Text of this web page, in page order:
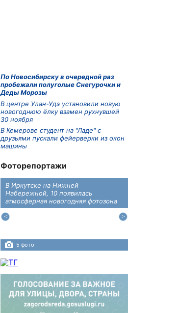
По Новосибирску в очередной раз
пробежали полуголые Снегурочки и
Деды Морозы
В центре Улан-Удэ установили новую
новогоднюю ёлку взамен рухнувшей
30 ноября
В Кемерове студент на "Ладе" с
друзьями пускали фейерверки из окон
машины
Фоторепортажи
В Иркутске на Нижней
Набережной, 10 появилась
атмосферная новогодняя фотозона
5 фото